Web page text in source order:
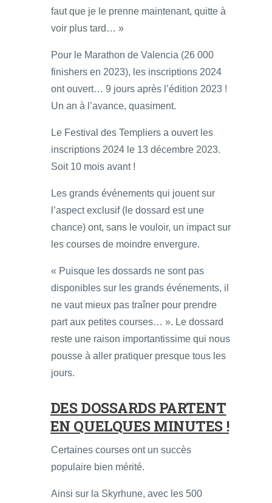
faut que je le prenne maintenant, quitte à
voir plus tard… »
Pour le Marathon de Valencia (26 000
finishers en 2023), les inscriptions 2024
ont ouvert… 9 jours après l’édition 2023 !
Un an à l’avance, quasiment.
Le Festival des Templiers a ouvert les
inscriptions 2024 le 13 décembre 2023.
Soit 10 mois avant !
Les grands événements qui jouent sur
l’aspect exclusif (le dossard est une
chance) ont, sans le vouloir, un impact sur
les courses de moindre envergure.
« Puisque les dossards ne sont pas
disponibles sur les grands événements, il
ne vaut mieux pas traîner pour prendre
part aux petites courses… ». Le dossard
reste une raison importantissime qui nous
pousse à aller pratiquer presque tous les
jours.
DES DOSSARDS PARTENT
EN QUELQUES MINUTES !
Certaines courses ont un succès
populaire bien mérité.
Ainsi sur la Skyrhune, avec les 500